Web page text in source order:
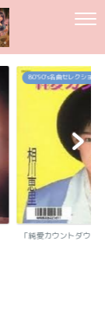
80`90's名曲セレクション
「純愛カウントダウン